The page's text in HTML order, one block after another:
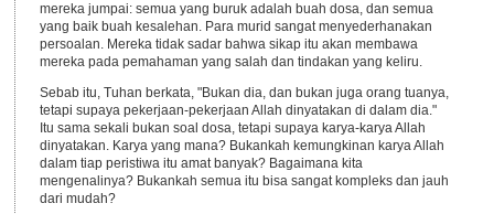
mereka jumpai: semua yang buruk adalah buah dosa, dan semua
yang baik buah kesalehan. Para murid sangat menyederhanakan
persoalan. Mereka tidak sadar bahwa sikap itu akan membawa
mereka pada pemahaman yang salah dan tindakan yang keliru.
Sebab itu, Tuhan berkata, "Bukan dia, dan bukan juga orang tuanya,
tetapi supaya pekerjaan-pekerjaan Allah dinyatakan di dalam dia."
Itu sama sekali bukan soal dosa, tetapi supaya karya-karya Allah
dinyatakan. Karya yang mana? Bukankah kemungkinan karya Allah
dalam tiap peristiwa itu amat banyak? Bagaimana kita
mengenalinya? Bukankah semua itu bisa sangat kompleks dan jauh
dari mudah?